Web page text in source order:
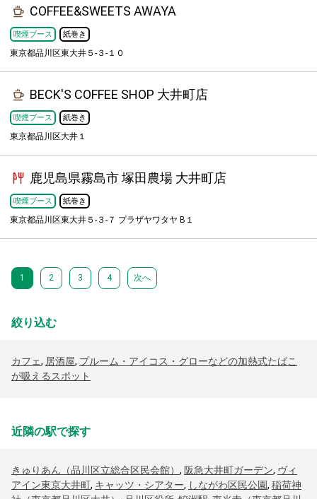
COFFEE&SWEETS AWAYA
喫煙ブース 紙巻き
東京都品川区東大井５-３-１０
BECK'S COFFEE SHOP 大井町店
喫煙ブース 紙巻き
東京都品川区大井１
鹿児島県霧島市 塚田農場 大井町店
喫煙ブース 紙巻き
東京都品川区東大井５-３-７ プラザヤワタヤ B１
1 2 3 4 次へ
絞り込む
カフェ, 居酒屋, プルーム・アイコス・グローなどの加熱式たばこ
が吸えるスポット
近隣の駅で探す
きゅりあん（品川区立総合区民会館） , 阪急大井町ガーデン, ヴィ
アイン東京大井町, キャッツ・シアター, しながわ区民公園, 稲荷神